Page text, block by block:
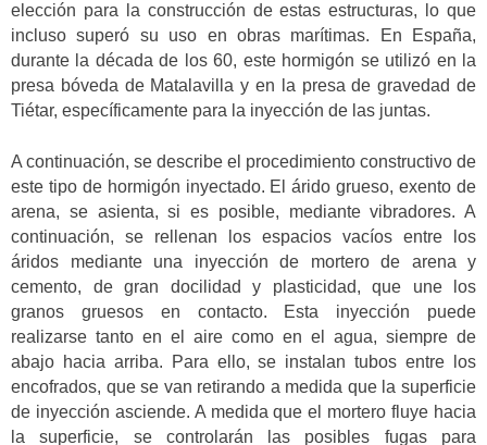
elección para la construcción de estas estructuras, lo que
incluso superó su uso en obras marítimas. En España,
durante la década de los 60, este hormigón se utilizó en la
presa bóveda de Matalavilla y en la presa de gravedad de
Tiétar, específicamente para la inyección de las juntas.
A continuación, se describe el procedimiento constructivo de
este tipo de hormigón inyectado. El árido grueso, exento de
arena, se asienta, si es posible, mediante vibradores. A
continuación, se rellenan los espacios vacíos entre los
áridos mediante una inyección de mortero de arena y
cemento, de gran docilidad y plasticidad, que une los
granos gruesos en contacto. Esta inyección puede
realizarse tanto en el aire como en el agua, siempre de
abajo hacia arriba. Para ello, se instalan tubos entre los
encofrados, que se van retirando a medida que la superficie
de inyección asciende. A medida que el mortero fluye hacia
la superficie, se controlarán las posibles fugas para